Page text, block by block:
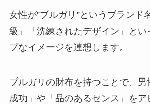
女性が”ブルガリ”というブランド
級」「洗練されたデザイン」とい
ブなイメージを連想します。
ブルガリの財布を持つことで、男
成功」や「品のあるセンス」を